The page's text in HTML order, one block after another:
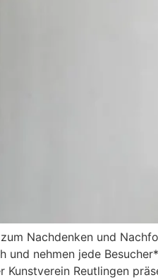
Nachdenken und
nehmen jede
Reutlingen